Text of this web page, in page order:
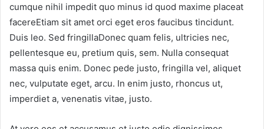
cumque nihil impedit quo minus id quod maxime placeat
facereEtiam sit amet orci eget eros faucibus tincidunt.
Duis leo. Sed fringillaDonec quam felis, ultricies nec,
pellentesque eu, pretium quis, sem. Nulla consequat
massa quis enim. Donec pede justo, fringilla vel, aliquet
nec, vulputate eget, arcu. In enim justo, rhoncus ut,
imperdiet a, venenatis vitae, justo.